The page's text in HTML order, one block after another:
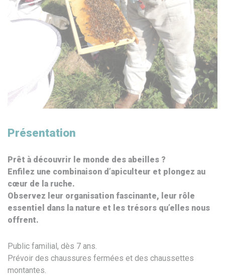
Présentation
Prêt à découvrir le monde des abeilles ?
Enfilez une combinaison d’apiculteur et plongez au
cœur de la ruche.
Observez leur organisation fascinante, leur rôle
essentiel dans la nature et les trésors qu’elles nous
offrent.
Public familial, dès 7 ans.
Prévoir des chaussures fermées et des chaussettes
montantes.